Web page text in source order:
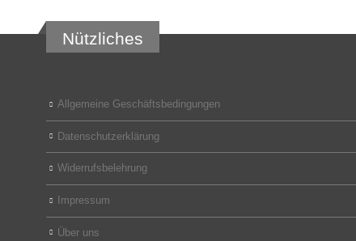
Nützliches
Allgemeine Geschäftsbedingungen
Datenschutzerklärung
Widerrufsbelehrung
Impressum
Über uns